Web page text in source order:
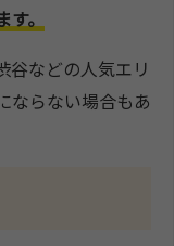
。
谷などの人気エリ
ならない場合もあ